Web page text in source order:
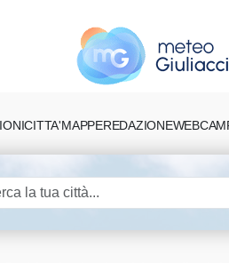
CITTA'MAPPEREDAZIONEWEBCAM